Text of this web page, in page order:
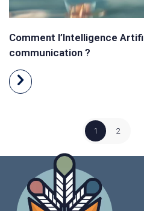
Comment l’Intelligence
communication ?
1 2